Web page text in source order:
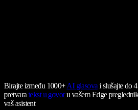
Birajte između 1000+AI glasova i slušajte do
pretvara tekst u govoru vašem Edge
vaš asistent